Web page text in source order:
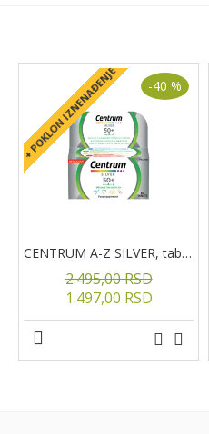
+ POKLON IZNENAĐENJE -40 %
CENTRUM A-Z SILVER, tablete, 60kom.
1.497,00 RSD
2.495,00 RSD